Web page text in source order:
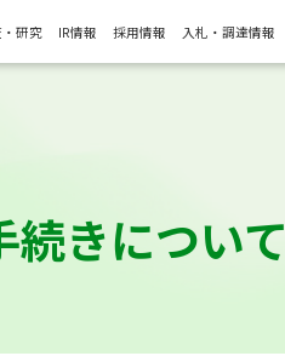
研究 IR情報 採用情報 入札・調達情報
きについて